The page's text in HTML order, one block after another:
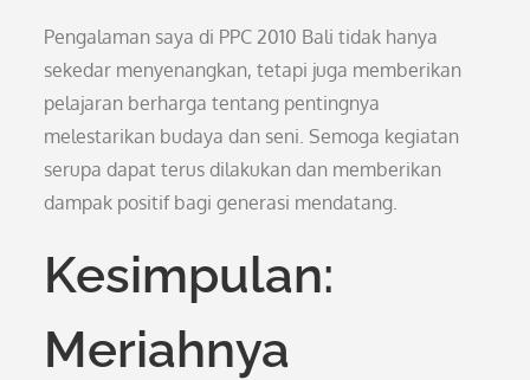
Pengalaman saya di PPC 2010 Bali tidak hanya
sekedar menyenangkan, tetapi juga memberikan
pelajaran berharga tentang pentingnya
melestarikan budaya dan seni. Semoga kegiatan
serupa dapat terus dilakukan dan memberikan
dampak positif bagi generasi mendatang.
Kesimpulan:
Meriahnya